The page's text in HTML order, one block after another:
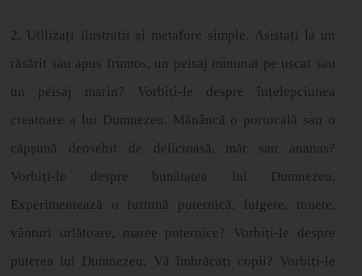
2. Utilizați ilustrații și metafore simple. Asistați la un
răsărit sau apus frumos, un peisaj minunat pe uscat sau
un peisaj marin? Vorbiți-le despre înțelepciunea
creatoare a lui Dumnezeu. Mănâncă o portocală sau o
căpșună deosebit de delicioasă, măr sau ananas?
Vorbiți-le despre bunătatea lui Dumnezeu.
Experimentează o furtună puternică, fulgere, tunete,
vânturi urlătoare, maree puternice? Vorbiți-le despre
puterea lui Dumnezeu. Vă îmbrăcați copii? Vorbiți-le